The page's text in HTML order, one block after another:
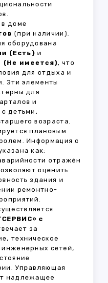
доме
(при наличии).
оборудована
(Есть) и
(Не имеется), что
для отдыха и
Эти элементы
для
и
детьми,
возраста.
плановым
Информация о
как:
отражён
оценить
здания и
ремонтно-
с
за
техническое
сетей,
Управляющая
надлежащее